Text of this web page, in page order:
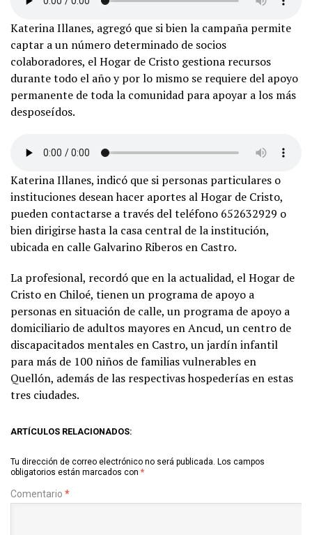
Katerina Illanes, agregó que si bien la campaña permite
captar a un número determinado de socios
colaboradores, el Hogar de Cristo gestiona recursos
durante todo el año y por lo mismo se requiere del apoyo
permanente de toda la comunidad para apoyar a los más
desposeídos.
Katerina Illanes, indicó que si personas particulares o
instituciones desean hacer aportes al Hogar de Cristo,
pueden contactarse a través del teléfono 652632929 o
bien dirigirse hasta la casa central de la institución,
ubicada en calle Galvarino Riberos en Castro.
La profesional, recordó que en la actualidad, el Hogar de
Cristo en Chiloé, tienen un programa de apoyo a
personas en situación de calle, un programa de apoyo a
domiciliario de adultos mayores en Ancud, un centro de
discapacitados mentales en Castro, un jardín infantil
para más de 100 niños de familias vulnerables en
Quellón, además de las respectivas hospederías en estas
tres ciudades.
ARTÍCULOS RELACIONADOS:
Tu dirección de correo electrónico no será publicada. Los campos
obligatorios están marcados con *
Comentario *